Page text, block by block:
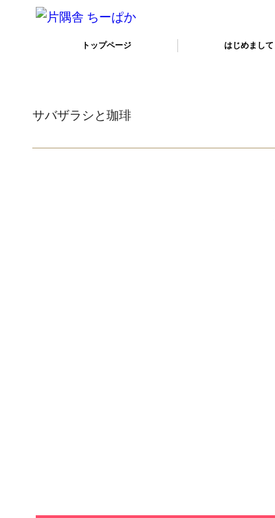
トップページ はじめまして
サバザラシと珈琲